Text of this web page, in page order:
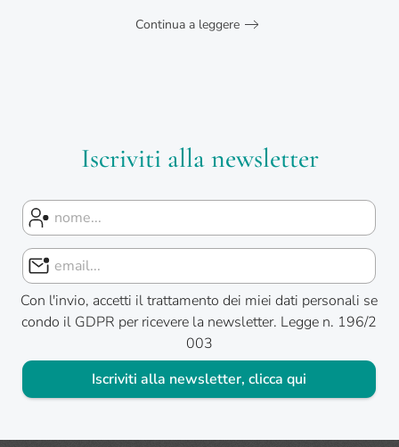
Continua a leggere
Iscriviti alla newsletter
Con l'invio, accetti il trattamento dei miei dati personali se
condo il GDPR per ricevere la newsletter. Legge n. 196/2
003
Iscriviti alla newsletter, clicca qui